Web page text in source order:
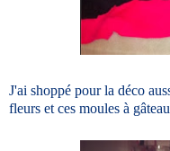
J'ai shoppé pour la déco
fleurs et ces moules à